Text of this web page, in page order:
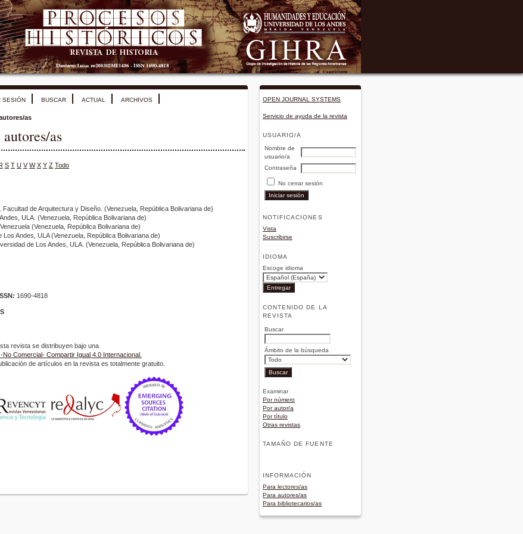
OPEN JOURNAL SYSTEMS
Servicio de ayuda de la revista
USUARIO/A
Nombre de
usuario/a
Contraseña
No cerrar sesión
NOTIFICACIONES
Vista
Suscribirse
IDIOMA
Escoge idioma
CONTENIDO DE LA
REVISTA
Buscar
Ámbito de la búsqueda
Examinar
Por número
Por autor/a
Por título
Otras revistas
TAMAÑO DE FUENTE
INFORMACIÓN
Para lectores/as
Para autores/as
Para bibliotecarios/as
SESIÓN BUSCAR ACTUAL ARCHIVOS
as
as
S T U V W X Y Z Todo
Facultad de Arquitectura y Diseño. (Venezuela, República Bolivariana de)
ULA. (Venezuela, República Bolivariana de)
(Venezuela, República Bolivariana de)
Los Andes, ULA (Venezuela, República Bolivariana de)
de Los Andes, ULA. (Venezuela, República Bolivariana de)
ISSN: 1690-4818
revista se distribuyen bajo una
Comercial- Compartir Igual 4.0 Internacional.
de artículos en la revista es totalmente gratuito.